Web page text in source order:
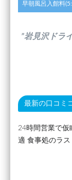
早朝風呂入館料
”岩見沢ドラ
最新の口コミ
24時間営業で仮
適 食事処のラ